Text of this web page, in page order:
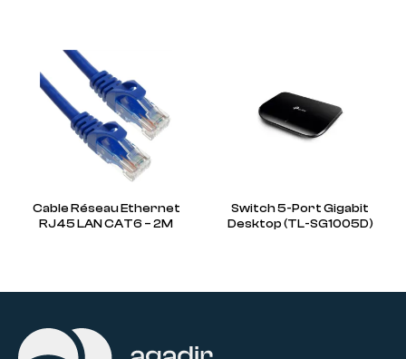
Cable Réseau Ethernet
RJ45 LAN CAT6 – 2M
Switch 5-Port Gigabit
Desktop (TL-SG1005D)